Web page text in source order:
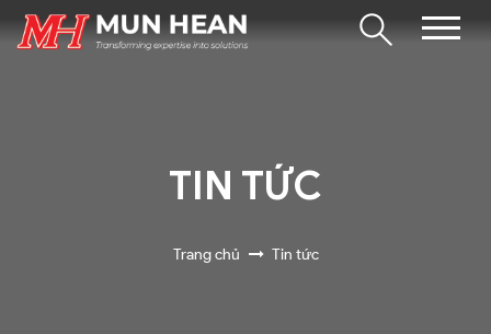
TIN TỨC
Trang chủ Tin tức